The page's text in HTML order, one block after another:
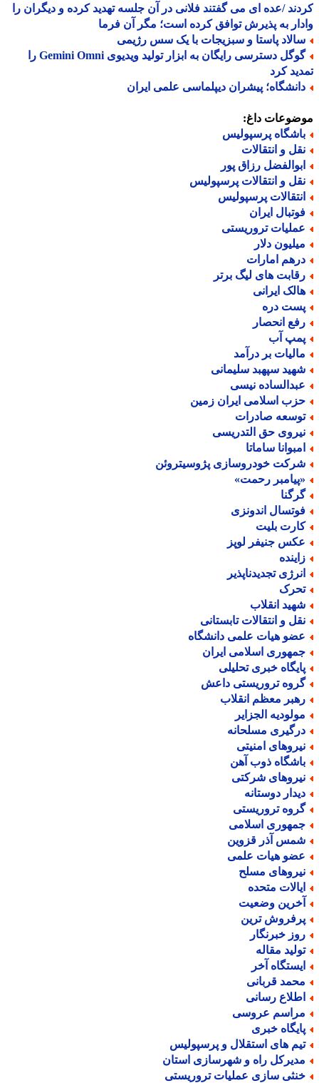
/عده ای می گفتند فلانی در آن جلسه تهدید کرده و دیگران را
به پذیرش توافق کرده است؛ مگر آن فرما
پاستا و سبزیجات با یک سس رژیمی
گوگل دسترسی رایگان به ابزار تولید ویدیوی Gemini Omni را
کرد
پیشران دیپلماسی علمی ایران
داغ:
پرسپولیس
و انتقالات
رزاق پور
و انتقالات پرسپولیس
پرسپولیس
ایران
تروریستی
دلار
امارات
های لیگ برتر
ایرانی
دره
انحصار
آب
بر درآمد
سپهبد سلیمانی
نیسی
اسلامی ایران زمین
صادرات
حق التدریسی
ساماتا
خودروسازی پژوسیتروئن
رحمت»
اندونزی
بلیت
جنیفر لوپز
تجدیدناپذیر
انقلاب
و انتقالات تابستانی
هیات علمی دانشگاه
اسلامی ایران
خبری تحلیلی
تروریستی داعش
معظم انقلاب
الجزایر
مسلحانه
امنیتی
ذوب آهن
شرکتی
دوستانه
تروریستی
اسلامی
آذر قزوین
هیات علمی
مسلح
متحده
وضعیت
ترین
خبرنگار
مقاله
آخر
قربانی
رسانی
عروسی
خبری
های استقلال و پرسپولیس
راه و شهرسازی استان
سازی عملیات تروریستی